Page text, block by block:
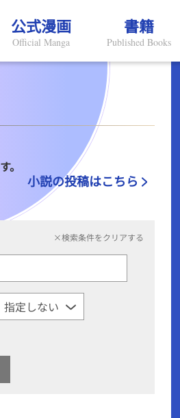
公式漫画
Official Manga
書籍
Published Books
。
小説の投稿はこちら
×検索条件をクリアする